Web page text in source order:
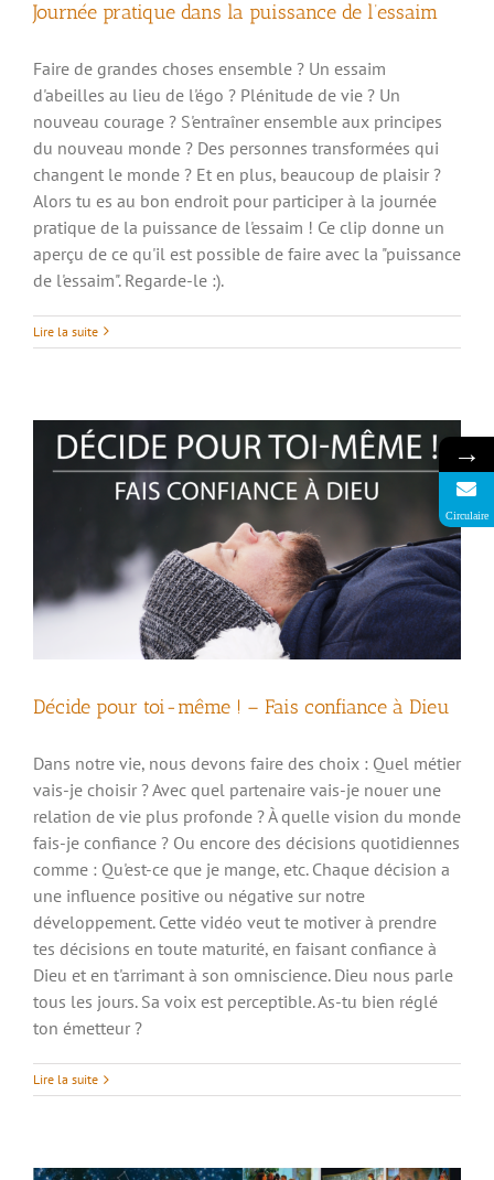
Journée pratique dans la puissance de l’essaim
Faire de grandes choses ensemble ? Un essaim
d'abeilles au lieu de l'égo ? Plénitude de vie ? Un
nouveau courage ? S'entraîner ensemble aux principes
du nouveau monde ? Des personnes transformées qui
changent le monde ? Et en plus, beaucoup de plaisir ?
Alors tu es au bon endroit pour participer à la journée
pratique de la puissance de l'essaim ! Ce clip donne un
aperçu de ce qu'il est possible de faire avec la "puissance
de l'essaim". Regarde-le :).
Lire la suite
Décide pour toi-même ! – Fais confiance à
Dieu
Décide pour toi-même ! – Fais confiance à Dieu
Dans notre vie, nous devons faire des choix : Quel métier
vais-je choisir ? Avec quel partenaire vais-je nouer une
relation de vie plus profonde ? À quelle vision du monde
fais-je confiance ? Ou encore des décisions quotidiennes
comme : Qu'est-ce que je mange, etc. Chaque décision a
une influence positive ou négative sur notre
développement. Cette vidéo veut te motiver à prendre
tes décisions en toute maturité, en faisant confiance à
Dieu et en t'arrimant à son omniscience. Dieu nous parle
tous les jours. Sa voix est perceptible. As-tu bien réglé
ton émetteur ?
Lire la suite
→
Circulaire